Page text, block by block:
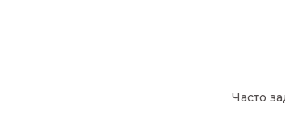
Часто